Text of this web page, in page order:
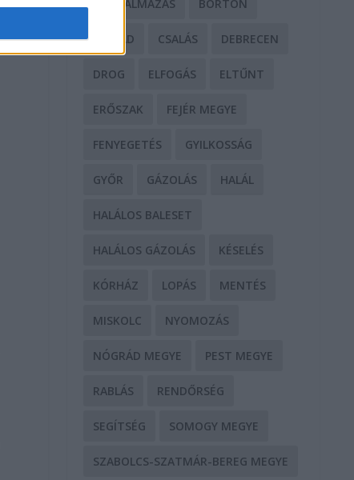
BÁNTALMAZÁS BÖRTÖN
CSALÁD CSALÁS DEBRECEN
DROG ELFOGÁS ELTŰNT
ERŐSZAK FEJÉR MEGYE
FENYEGETÉS GYILKOSSÁG
GYŐR GÁZOLÁS HALÁL
HALÁLOS BALESET
HALÁLOS GÁZOLÁS KÉSELÉS
KÓRHÁZ LOPÁS MENTÉS
MISKOLC NYOMOZÁS
NÓGRÁD MEGYE PEST MEGYE
RABLÁS RENDŐRSÉG
SEGÍTSÉG SOMOGY MEGYE
SZABOLCS-SZATMÁR-BEREG MEGYE